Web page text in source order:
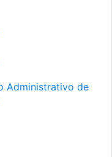
Administrativo de